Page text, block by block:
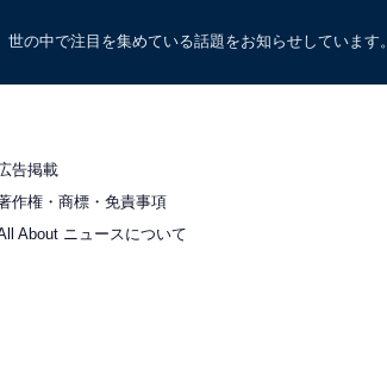
の中で注目を集めている話題をお知らせしています。
告掲載
作権・商標・免責事項
About ニュースについて